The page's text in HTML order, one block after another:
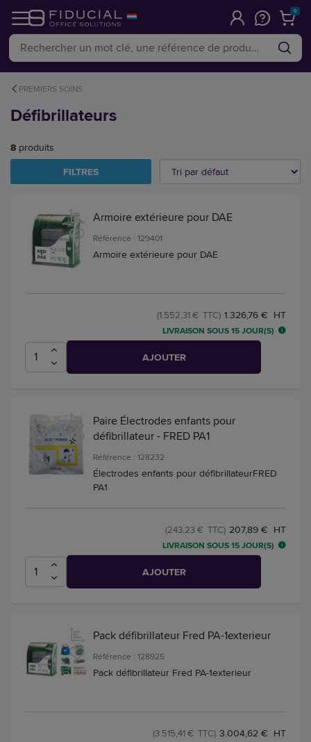
0
PREMIERS SOINS
Défibrillateurs
8 produits
FILTRES
Armoire extérieure pour DAE
Référence : 129401
Armoire extérieure pour DAE
1.326,76 € HT
(1.552,31 € TTC)
LIVRAISON SOUS 15 JOUR(S)
AJOUTER
Paire Électrodes enfants pour
défibrillateur - FRED PA1
Référence : 128232
Électrodes enfants pour défibrillateurFRED
PA1
207,89 € HT
(243,23 € TTC)
LIVRAISON SOUS 15 JOUR(S)
AJOUTER
Pack défibrillateur Fred PA-1exterieur
Référence : 128925
Pack défibrillateur Fred PA-1exterieur
3.004,62 € HT
(3.515,41 € TTC)